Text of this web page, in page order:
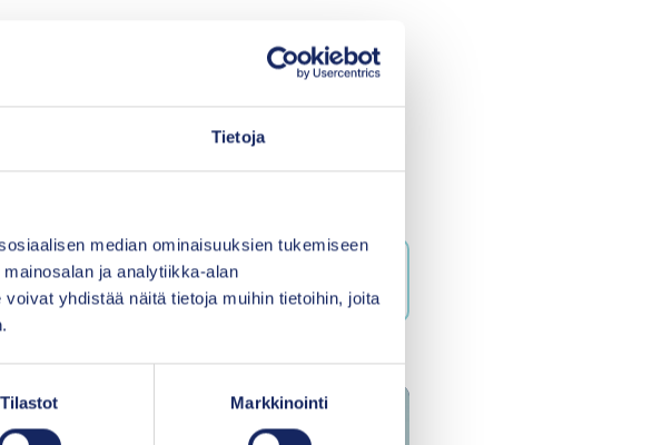
Tietoja
median ominaisuuksien tukemiseen
ja analytiikka-alan
yhdistää näitä tietoja muihin tietoihin, joita
Tilastot Markkinointi
mukaan monenlaista
olevan linkin kautta.